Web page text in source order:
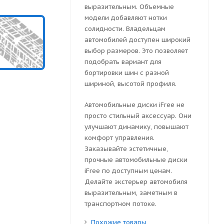
выразительным. Объемные
модели добавляют нотки
солидности. Владельцам
автомобилей доступен широкий
выбор размеров. Это позволяет
подобрать вариант для
бортировки шин с разной
шириной, высотой профиля.
Автомобильные диски iFree не
просто стильный аксессуар. Они
улучшают динамику, повышают
комфорт управления.
Заказывайте эстетичные,
прочные автомобильные диски
iFree по доступным ценам.
Делайте экстерьер автомобиля
выразительным, заметным в
транспортном потоке.
Похожие товары